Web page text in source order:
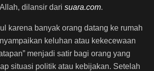
dilansir dari suara.com.
karena banyak orang datang ke rumah
keluhan atau kekecewaan
menjadi satir bagi orang yang
situasi politik atau kebijakan. Setelah